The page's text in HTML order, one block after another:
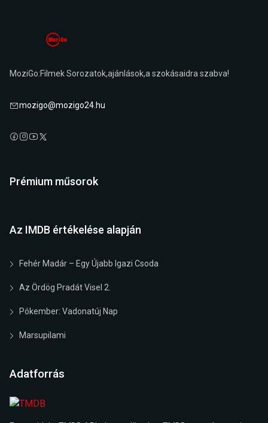
MoziGo:Filmek Sorozatok,ajánlások,a szokásaidra szabva!
mozigo@mozigo24.hu
Prémium műsorok
Az IMDB értékelése alapján
Fehér Madár – Egy Újabb Igazi Csoda
Az Ördög Pradát Visel 2.
Pókember: Vadonatúj Nap
Marsupilami
Adatforrás